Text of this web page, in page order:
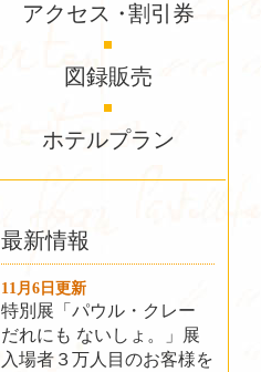
アクセス ・割引券
図録販売
ホテルプラン
最新情報
11月6日更新
特別展「パウル・クレー
だれにも ないしょ。」展
入場者３万人目のお客様を